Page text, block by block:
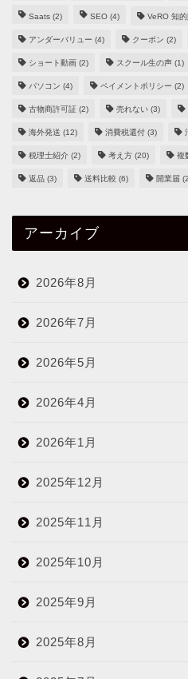
Saats (2) SEO (4) VeRO 知
アンダーバリュー (4) クーポン (2)
ショート動画 (2) スクール生の声 (1)
パソコン (4) ペイメントポリシー (2)
古物商許可証 (2) 売れない (3)
海外発送 (12) 消費税還付 (3)
税理士紹介 (2) 考え方 (20) 複
返品 (3) 送料比較 (6) 開業届
アーカイブ
2026年8月
2026年7月
2026年5月
2026年4月
2026年1月
2025年12月
2025年11月
2025年10月
2025年9月
2025年8月